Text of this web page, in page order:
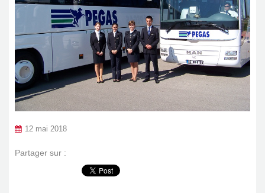
12 mai 2018
Partager sur :